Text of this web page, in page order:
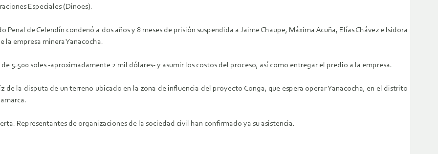
Especiales (Dinoes).
de Celendín condenó a dos años y 8 meses de prisión suspendida a Jaime Chaupe, Máxima Acuña, Elías Chávez e Isidora
la empresa minera Yanacocha.
5.500 soles -aproximadamente 2 mil dólares- y asumir los costos del proceso, así como entregar el predio a la empresa.
de la disputa de un terreno ubicado en la zona de influencia del proyecto Conga, que espera operar Yanacocha, en el distrito
Representantes de organizaciones de la sociedad civil han confirmado ya su asistencia.